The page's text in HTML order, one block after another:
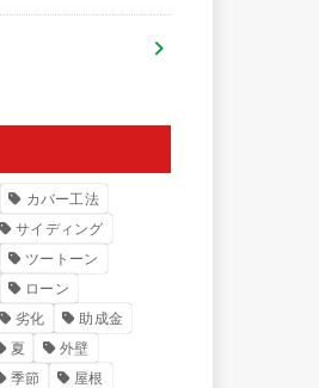
カバー工法
サイディング
ツートーン
ローン
劣化
助成金
夏
外壁
季節
屋根